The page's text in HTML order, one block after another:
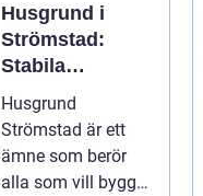
Husgrund i
Strömstad:
Stabila
lösningar för
boende vid
kusten
Husgrund
Strömstad är ett
ämne som berör
alla som vill bygga